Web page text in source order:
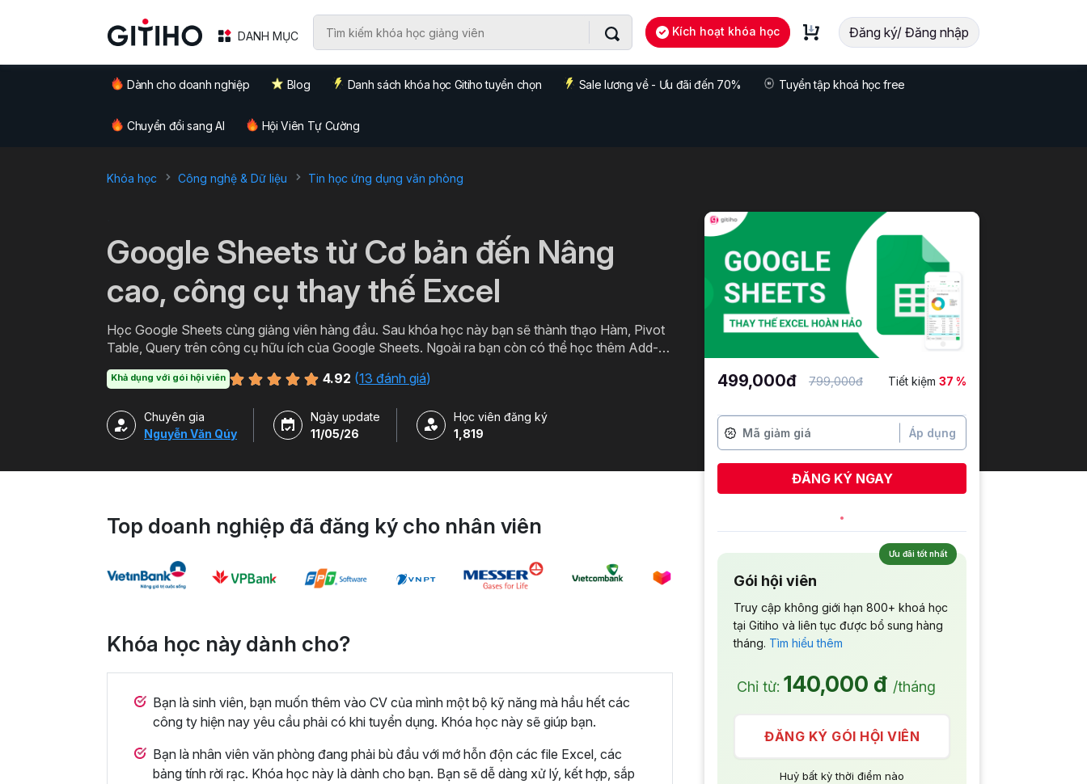
DANH MỤC Kích hoạt khóa học Đăng ký/ Đăng nhập
Dành cho doanh nghiệp Blog Danh sách khóa học Gitiho tuyển chọn Sale lương về - Ưu đãi đến 70% Tuyển tập khoá học free
Chuyển đổi sang AI Hội Viên Tự Cường
Khóa học Công nghệ & Dữ liệu Tin học ứng dụng văn phòng
Google Sheets từ Cơ bản đến Nâng
cao, công cụ thay thế Excel
Học Google Sheets cùng giảng viên hàng đầu. Sau khóa học này bạn sẽ thành thạo Hàm, Pivot
Table, Query trên công cụ hữu ích của Google Sheets. Ngoài ra bạn còn có thể học thêm Add-
Khả dụng với gói hội viên 4.92 (13 đánh giá)
Chuyên gia
Nguyễn Văn Qúy
Ngày update
11/05/26
Học viên đăng ký
1,819
Top doanh nghiệp đã đăng ký cho nhân viên
Khóa học này dành cho?
Bạn là sinh viên, bạn muốn thêm vào CV của mình một bộ kỹ năng mà hầu hết các
công ty hiện nay yêu cầu phải có khi tuyển dụng. Khóa học này sẽ giúp bạn.
Bạn là nhân viên văn phòng đang phải bù đầu với mớ hỗn độn các file Excel, các
bảng tính rời rạc. Khóa học này là dành cho bạn. Bạn sẽ dễ dàng xử lý, kết hợp, sắp
499,000đ 799,000đ Tiết kiệm 37 %
Áp dụng
ĐĂNG KÝ NGAY
Ưu đãi tốt nhất
Gói hội viên
Truy cập không giới hạn 800+ khoá học
tại Gitiho và liên tục được bổ sung hàng
tháng. Tìm hiểu thêm
Chỉ từ: 140,000 đ /tháng
ĐĂNG KÝ GÓI HỘI VIÊN
Huỷ bất kỳ thời điểm nào